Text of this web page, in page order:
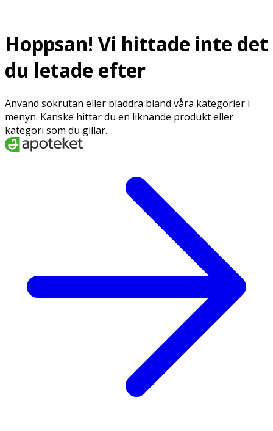
Hoppsan! Vi hittade inte det
du letade efter
Använd sökrutan eller bläddra bland våra kategorier i
menyn. Kanske hittar du en liknande produkt eller
kategori som du gillar.